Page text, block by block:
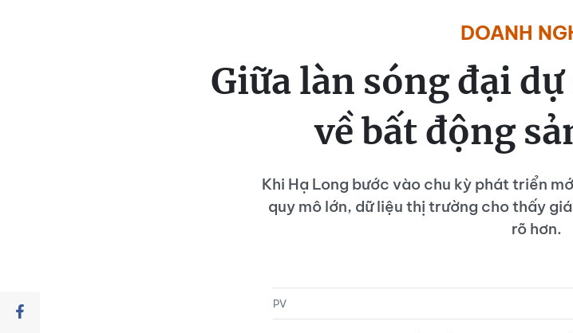
DOANH
Giữa làn sóng đại
về bất động
Khi Hạ Long bước vào chu kỳ phát triển
quy mô lớn, dữ liệu thị trường cho thấy
rõ hơn.
PV